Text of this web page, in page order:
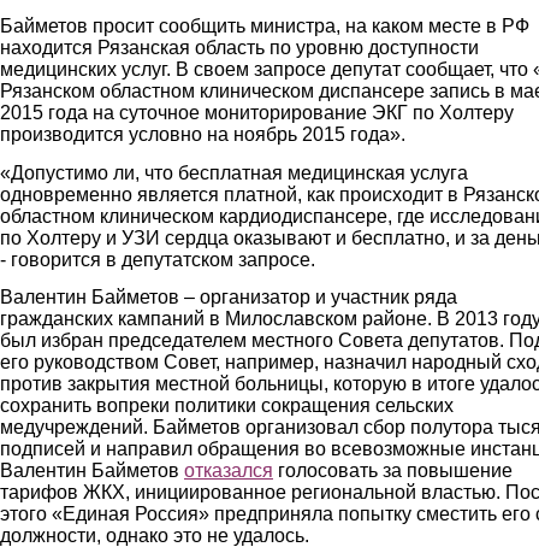
Байметов просит сообщить министра, на каком месте в РФ
находится Рязанская область по уровню доступности
медицинских услуг. В своем запросе депутат сообщает, что
Рязанском областном клиническом диспансере запись в
2015 года на суточное мониторирование ЭКГ по Холтеру
производится условно на ноябрь 2015 года».
«Допустимо ли, что бесплатная медицинская услуга
одновременно является платной, как происходит в
областном клиническом кардиодиспансере, где
по Холтеру и УЗИ сердца оказывают и бесплатно, и за
- говорится в депутатском запросе.
Валентин Байметов – организатор и участник ряда
гражданских кампаний в Милославском районе. В 2013
был избран председателем местного Совета депутатов.
его руководством Совет, например, назначил народный
против закрытия местной больницы, которую в итоге
сохранить вопреки политики сокращения сельских
медучреждений. Байметов организовал сбор полутора
подписей и направил обращения во всевозможные
Валентин Байметов отказался голосовать за повышение
тарифов ЖКХ, инициированное региональной властью.
этого «Единая Россия» предприняла попытку сместить его
должности, однако это не удалось.